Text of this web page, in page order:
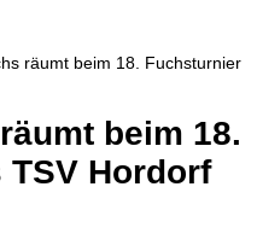
räumt beim 18. Fuchsturnier
beim 18.
Hordorf